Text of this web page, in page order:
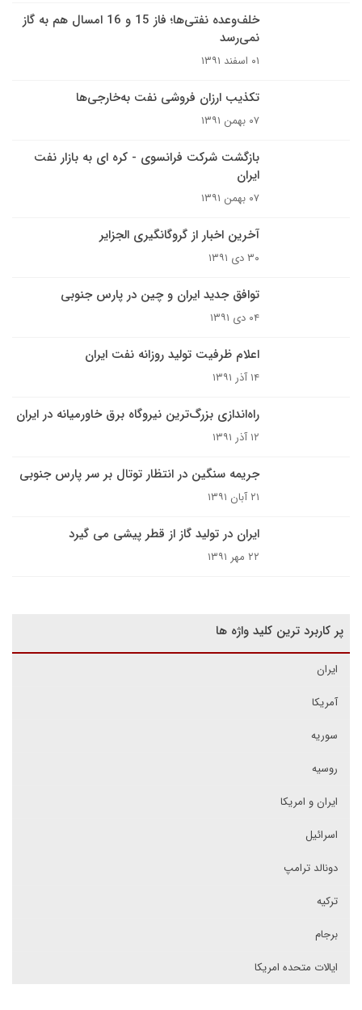
خلف‌وعده نفتی‌ها؛ فاز 15 و 16 امسال هم به گاز
نمی‌رسد
۰۱ اسفند ۱۳۹۱
تکذیب ارزان فروشی نفت به‌خارجی‌ها
۰۷ بهمن ۱۳۹۱
بازگشت شرکت فرانسوی - کره ای به بازار نفت
ایران
۰۷ بهمن ۱۳۹۱
آخرین اخبار از گروگانگیری الجزایر
۳۰ دی ۱۳۹۱
توافق جدید ایران و چین در پارس‌ جنوبی
۰۴ دی ۱۳۹۱
اعلام ظرفیت تولید روزانه نفت ایران
۱۴ آذر ۱۳۹۱
راه‌اندازی بزرگ‌ترین نیروگاه برق خاورمیانه در ایران
۱۲ آذر ۱۳۹۱
جریمه سنگین در انتظار توتال بر سر پارس جنوبی
۲۱ آبان ۱۳۹۱
ایران در تولید گاز از قطر پیشی می گیرد
۲۲ مهر ۱۳۹۱
پر کاربرد ترین کلید واژه ها
ایران
آمریکا
سوریه
روسیه
ایران و امریکا
اسرائیل
دونالد ترامپ
ترکیه
برجام
ایالات متحده امریکا